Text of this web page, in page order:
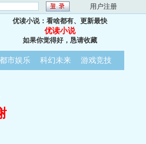
用户注册
优读小说：看啥都有、更新最快
优读小说
如果你觉得好，恳请收藏
都市娱乐 科幻未来 游戏竞技